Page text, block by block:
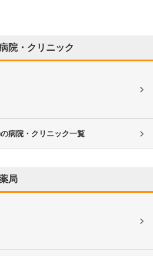
院・クリニック
病院・クリニック一覧
局